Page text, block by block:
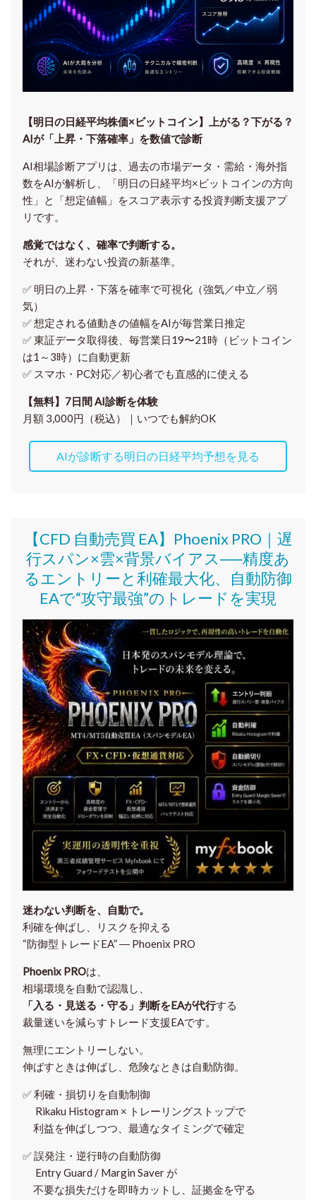
【明日の⽇経平均株価×ビットコイン】上がる？下がる？
AIが「上昇・下落確率」を数値で診断
AI相場診断アプリは、過去の市場データ・需給・海外指
数をAIが解析し、「明日の日経平均×ビットコインの方向
性」と「想定値幅」をスコア表示する投資判断支援アプ
リです。
感覚ではなく、確率で判断する。
それが、迷わない投資の新基準。
✅ 明日の上昇・下落を確率で可視化（強気／中立／弱
気）
✅ 想定される値動きの値幅をAIが毎営業日推定
✅ 東証データ取得後、 毎営業日19〜21時（ビットコイン
は1～3時）に自動更新
✅ スマホ・PC対応／初心者でも直感的に使える
【無料】7日間 AI診断を体験
月額 3,000円（税込）｜いつでも解約OK
AIが診断する明日の日経平均予想を見る
【CFD 自動売買 EA】Phoenix PRO｜遅
行スパン×雲×背景バイアス──精度あ
るエントリーと利確最大化、自動防御
EAで“攻守最強”のトレードを実現
迷わない判断を、自動で。
利確を伸ばし、リスクを抑える
“防御型トレードEA” ― Phoenix PRO
Phoenix PROは、
相場環境を自動で認識し、
「入る・見送る・守る」判断をEAが代行する
裁量迷いを減らすトレード支援EAです。
無理にエントリーしない。
伸ばすときは伸ばし、危険なときは自動防御。
✅利確・損切りを自動制御
Rikaku Histogram × トレーリングストップで
利益を伸ばしつつ、最適なタイミングで確定
✅誤発注・逆行時の自動防御
Entry Guard / Margin Saver が
不要な損失だけを即時カットし、証拠金を守る